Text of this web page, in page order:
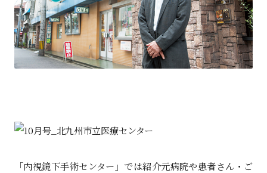
「内視鏡下手術センター」では紹介元病院や患者さん・ご